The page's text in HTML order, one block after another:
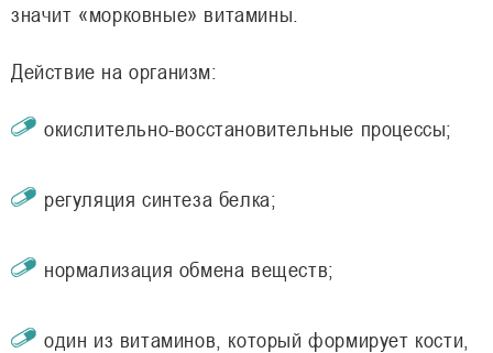
значит «морковные» витамины.
Действие на организм:
окислительно-восстановительные процессы;
регуляция синтеза белка;
нормализация обмена веществ;
один из витаминов, который формирует кости,